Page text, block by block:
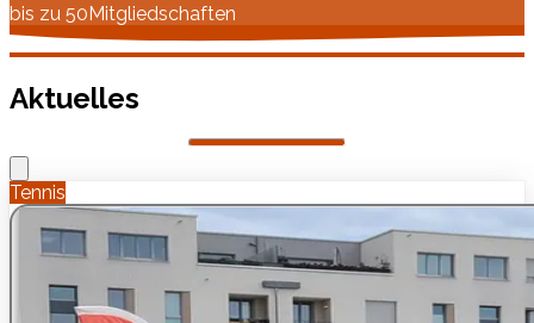
bis zu 50Mitgliedschaften
Aktuelles
Tennis